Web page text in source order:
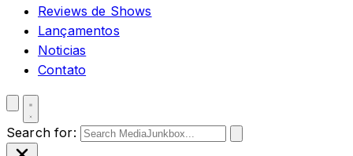
Reviews de Shows
Lançamentos
Noticias
Contato
Search for: